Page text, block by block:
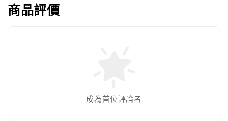
商品評價
成為首位評論者